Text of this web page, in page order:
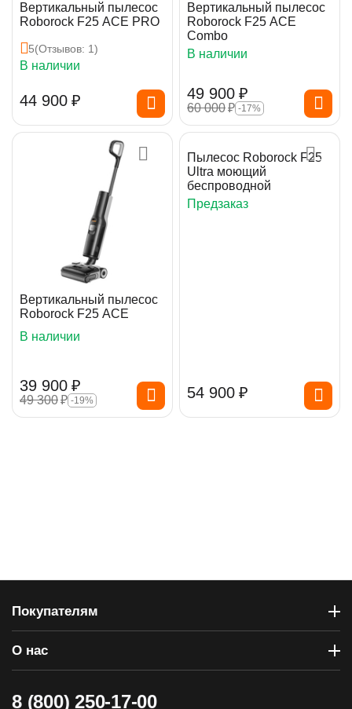
Вертикальный пылесос
Roborock F25 ACE PRO
5(Отзывов: 1)
В наличии
44 900 ₽
Вертикальный пылесос
Roborock F25 ACE
Combo
В наличии
49 900 ₽
60 000₽ -17%
Вертикальный пылесос
Roborock F25 ACE
В наличии
39 900 ₽
49 300₽ -19%
Пылесос Roborock F25
Ultra моющий
беспроводной
Предзаказ
54 900 ₽
Покупателям
О нас
8 (800) 250-17-00